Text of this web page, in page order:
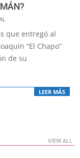
que entregó al
“El Chapo”
de su
LEER MÁS
VIEW ALL